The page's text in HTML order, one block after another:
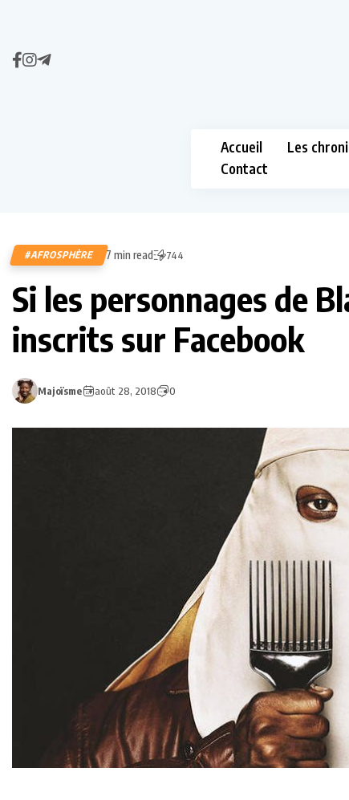
Accueil Les
Contact
#AFROSPHÈRE 7 min read 744
Si les personnages de
inscrits sur Facebook
Majoïsme août 28, 2018 0